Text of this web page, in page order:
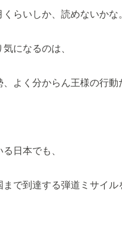
らいしか、読めないかな
になるのは、
よく分からん王様の行動
日本でも、
まで到達する弾道ミサイル